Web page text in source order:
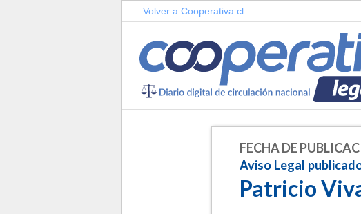
Volver a Cooperativa.cl
FECHA DE
Aviso Legal
Patricio